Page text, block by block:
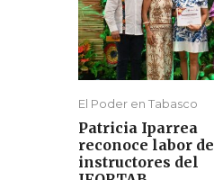
El Poder en Tabasco
Patricia Iparrea
reconoce labor de
instructores del